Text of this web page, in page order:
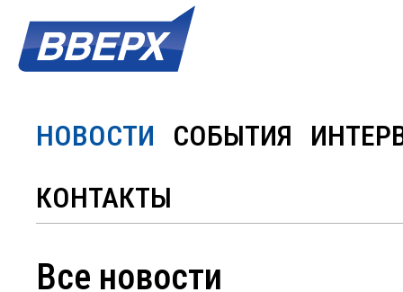
НОВОСТИ СОБЫТИЯ
КОНТАКТЫ
Все новости